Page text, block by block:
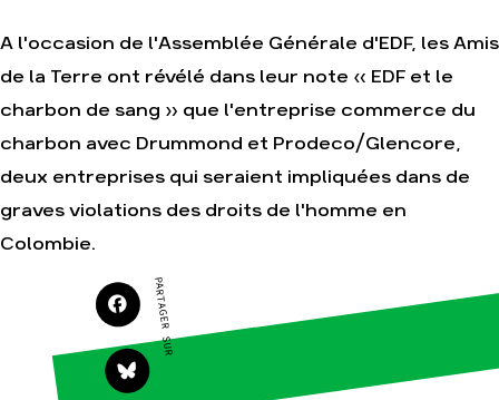
Faire un don
S'engager sur le
terrain
campagnes
Transmettre tout
ou partie de son
patrimoine
Télécharger
gratuitement les
guides éco-
citoyens
thématiques
Climat – Énergie
Surproduction
Agriculture
A l'occasion de l'Assemblée Générale d'EDF, les Amis
de la Terre ont révélé dans leur note « EDF et le
charbon de sang » que l'entreprise commerce du
charbon avec Drummond et Prodeco/Glencore,
deux entreprises qui seraient impliquées dans de
graves violations des droits de l'homme en
Colombie.
PARTAGER SUR